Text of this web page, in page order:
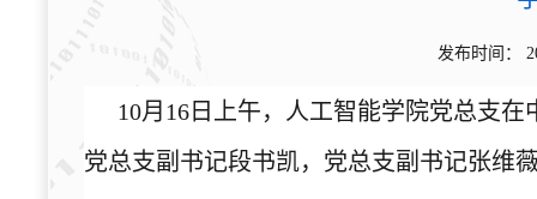
发布时间：
10月16日上午，人工智能学院党总支
党总支副书记段书凯，党总支副书记张维